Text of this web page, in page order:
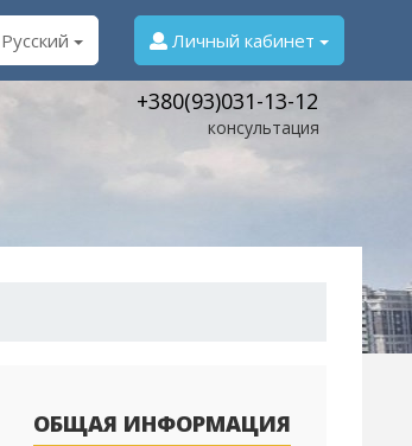
Русский Личный кабинет
+380(93)031-13-12
консультация
ОБЩАЯ ИНФОРМАЦИЯ